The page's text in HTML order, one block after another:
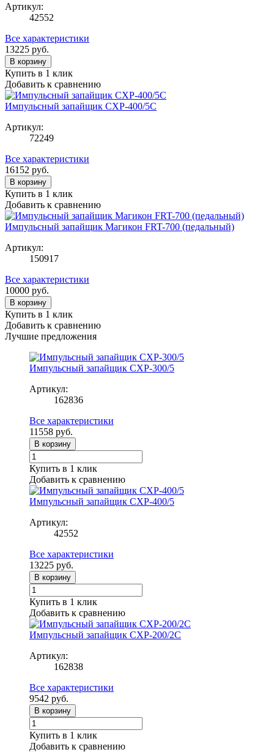
Артикул:
42552
Все характеристики
13225 руб.
В корзину
Купить в 1 клик
Добавить к сравнению
Импульсный запайщик CXP-400/5С
Артикул:
72249
Все характеристики
16152 руб.
В корзину
Купить в 1 клик
Добавить к сравнению
Импульсный запайщик Магикон FRT-700 (педальный)
Артикул:
150917
Все характеристики
10000 руб.
В корзину
Купить в 1 клик
Добавить к сравнению
Лучшие предложения
Импульсный запайщик CXP-300/5
Артикул:
162836
Все характеристики
11558 руб.
В корзину
Купить в 1 клик
Добавить к сравнению
Импульсный запайщик CXP-400/5
Артикул:
42552
Все характеристики
13225 руб.
В корзину
Купить в 1 клик
Добавить к сравнению
Импульсный запайщик CXP-200/2C
Артикул:
162838
Все характеристики
9542 руб.
В корзину
Купить в 1 клик
Добавить к сравнению